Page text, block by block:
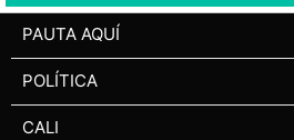
PAUTA AQUÍ
POLÍTICA
CALI